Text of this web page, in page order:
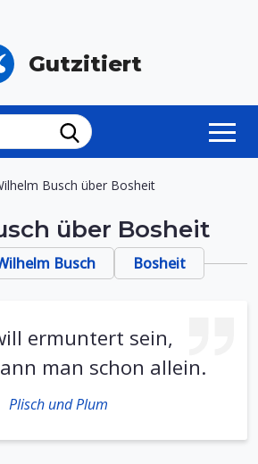
Gutzitiert
Busch über Bosheit
über Bosheit
Busch Bosheit
ermuntert sein,
man schon allein.
Plisch und Plum